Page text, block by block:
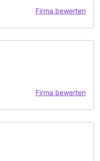
Firma bewerten
Firma bewerten